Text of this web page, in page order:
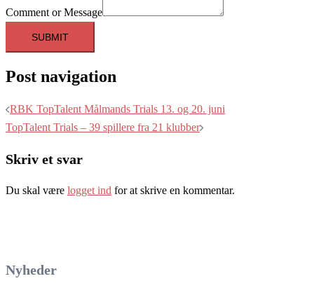
Comment or Message
SUBMIT
Post navigation
RBK TopTalent Målmands Trials 13. og 20. juni
TopTalent Trials – 39 spillere fra 21 klubber
Skriv et svar
Du skal være logget ind for at skrive en kommentar.
Nyheder